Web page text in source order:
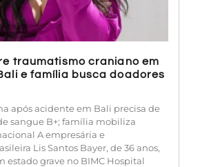
traumatismo craniano em
e família busca doadores
após acidente em Bali precisa de
sangue B+; família mobiliza
A empresária e
Lis Santos Bayer, de 36 anos,
estado grave no BIMC Hospital